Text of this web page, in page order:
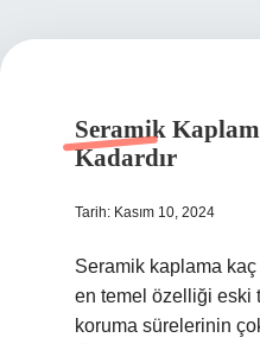
Seramik
Kadardır
Tarih: Kasım 10, 2024
Seramik kaplama
en temel özelliği eski
koruma sürelerinin